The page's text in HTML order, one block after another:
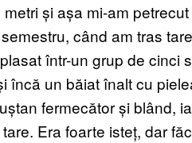
și așa mi-am
când am tras
într-un grup de cinci
încă un băiat înalt cu
fermecător și blând,
Era foarte isteț, dar